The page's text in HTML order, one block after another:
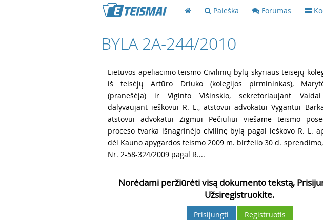
Paieška Forumas
BYLA 2A-244/2010
Lietuvos apeliacinio teismo Civilinių bylų skyriaus teisėjų
iš teisėjų Artūro Driuko (kolegijos pirmininkas),
(pranešėja) ir Viginto Višinskio, sekretoriaujant Vaidai
dalyvaujant ieškovui R. L., atstovui advokatui Vygantui
atstovui advokatui Zigmui Pečiuliui viešame teismo
proceso tvarka išnagrinėjo civilinę bylą pagal ieškovo R. L.
dėl Kauno apygardos teismo 2009 m. birželio 30 d.
Nr. 2-58-324/2009 pagal R....
Norėdami peržiūrėti visą dokumento tekstą,
Užsiregistruokite.
Prisijungti Registruotis